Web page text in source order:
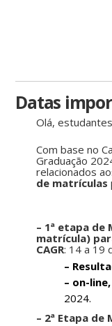
Datas
Olá,
Com base no
Graduação
relacionados
de matrículas
– 1ª etapa de
matrícula)
CAGR: 14 a 19
–
– on-
2024.
– 2ª Etapa